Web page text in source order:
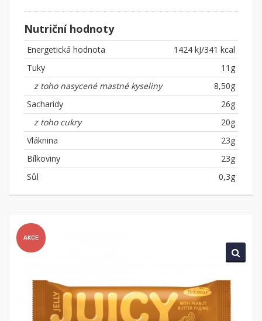
Nutriční hodnoty
Energetická hodnota
1424 kJ/341 kcal
Tuky
11g
z toho nasycené mastné kyseliny
8,50g
Sacharidy
26g
z toho cukry
20g
Vláknina
23g
Bílkoviny
23g
Sůl
0,3g
AKCE